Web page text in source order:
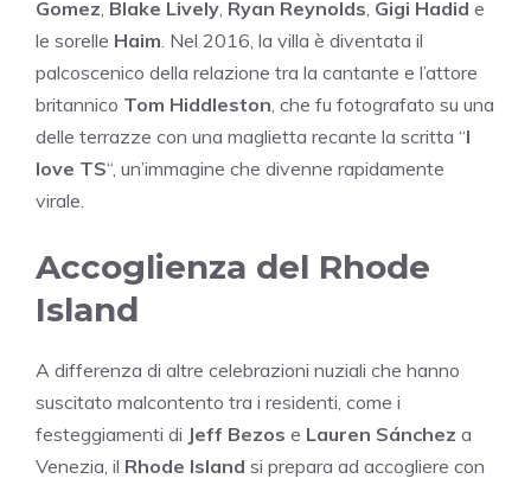
Gomez, Blake Lively, Ryan Reynolds, Gigi Hadid e
le sorelle Haim. Nel 2016, la villa è diventata il
palcoscenico della relazione tra la cantante e l’attore
britannico Tom Hiddleston, che fu fotografato su una
delle terrazze con una maglietta recante la scritta “I
love TS“, un’immagine che divenne rapidamente
virale.
Accoglienza del Rhode
Island
A differenza di altre celebrazioni nuziali che hanno
suscitato malcontento tra i residenti, come i
festeggiamenti di Jeff Bezos e Lauren Sánchez a
Venezia, il Rhode Island si prepara ad accogliere con